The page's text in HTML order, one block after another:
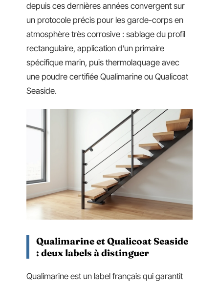
depuis ces dernières années convergent sur
un protocole précis pour les garde-corps en
atmosphère très corrosive : sablage du profil
rectangulaire, application d’un primaire
spécifique marin, puis thermolaquage avec
une poudre certifiée Qualimarine ou Qualicoat
Seaside.
Qualimarine et Qualicoat Seaside
: deux labels à distinguer
Qualimarine est un label français qui garantit